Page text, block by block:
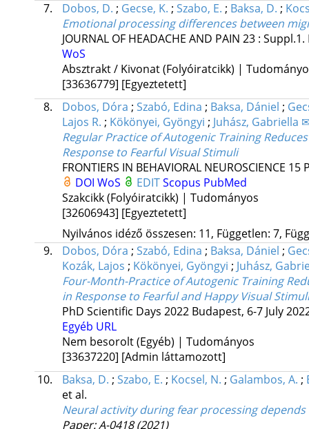
7.
Dobos, D. ; Gecse, K. ; Szabo, E. ; Baksa, D. ;
Emotional processing differences between
JOURNAL OF HEADACHE AND PAIN 23: Suppl.1.
WoS
Absztrakt / Kivonat (Folyóiratcikk) |
[33636779] [Egyeztetett]
8.
Dobos, Dóra ; Szabó, Edina ; Baksa, Dániel ;
Lajos R. ; Kökönyei, Gyöngyi ; Juhász, Gabriella
Regular Practice of Autogenic Training
Response to Fearful Visual Stimuli
FRONTIERS IN BEHAVIORAL NEUROSCIENCE 15
DOI WoS EDITScopus PubMed
Szakcikk (Folyóiratcikk) | Tudományos
[32606943] [Egyeztetett]
Nyilvános idéző összesen: 11, Független: 7,
9.
Dobos, Dóra ; Szabó, Edina ; Baksa, Dániel ;
Kozák, Lajos ; Kökönyei, Gyöngyi ; Juhász,
Four-Month-Practice of Autogenic Training
in Response to Fearful and Happy Visual
PhD Scientific Days 2022 Budapest, 6-7 July
Egyéb URL
Nem besorolt (Egyéb) | Tudományos
[33637220] [Admin láttamozott]
10.
Baksa, D. ; Szabo, E. ; Kocsel, N. ; Galambos, A. ;
et al.
Neural activity during fear processing
Paper: A-0418(2021)